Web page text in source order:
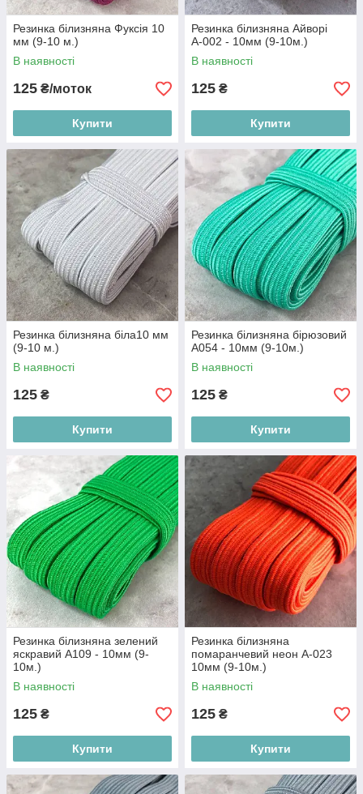
Резинка білизняна Фуксія 10
мм (9-10 м.)
В наявності
125 ₴/моток
Купити
Резинка білизняна Айворі
А-002 - 10мм (9-10м.)
В наявності
125 ₴
Купити
Резинка білизняна біла10 мм
(9-10 м.)
В наявності
125 ₴
Купити
Резинка білизняна бірюзовий
А054 - 10мм (9-10м.)
В наявності
125 ₴
Купити
Резинка білизняна зелений
яскравий А109 - 10мм (9-
10м.)
В наявності
125 ₴
Купити
Резинка білизняна
помаранчевий неон А-023
10мм (9-10м.)
В наявності
125 ₴
Купити